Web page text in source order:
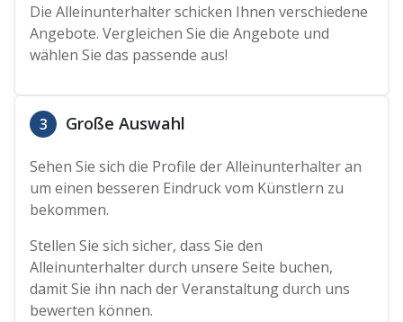
Die Alleinunterhalter schicken Ihnen verschiedene
Angebote. Vergleichen Sie die Angebote und
wählen Sie das passende aus!
3 Große Auswahl
Sehen Sie sich die Profile der Alleinunterhalter an
um einen besseren Eindruck vom Künstlern zu
bekommen.
Stellen Sie sich sicher, dass Sie den
Alleinunterhalter durch unsere Seite buchen,
damit Sie ihn nach der Veranstaltung durch uns
bewerten können.